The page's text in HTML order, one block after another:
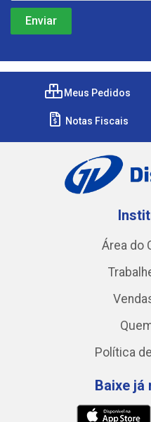
Meus Pedidos
Notas Fiscais
Área do
Política
Baixe já